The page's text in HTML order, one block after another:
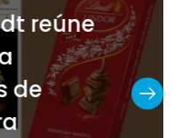
reúne
de